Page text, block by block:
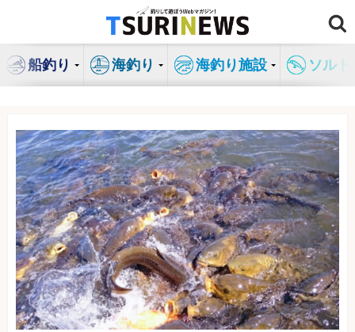
ン
船釣り 海釣り 海釣り施設 ソル